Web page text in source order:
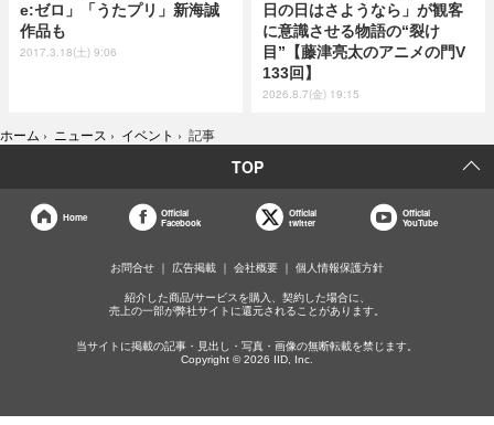
e:ゼロ」「うたプリ」新海誠
作品も
2017.3.18(土) 9:06
日の日はさようなら」が観客
に意識させる物語の“裂け
目”【藤津亮太のアニメの門V
133回】
2026.8.7(金) 19:15
ホーム › ニュース › イベント › 記事
TOP
Home
Official
Facebook
Official
twitter
Official
YouTube
お問合せ 広告掲載 会社概要 個人情報保護方針
紹介した商品/サービスを購入、契約した場合に、
売上の一部が弊社サイトに還元されることがあります。
当サイトに掲載の記事・見出し・写真・画像の無断転載を禁じます。
Copyright © 2026 IID, Inc.